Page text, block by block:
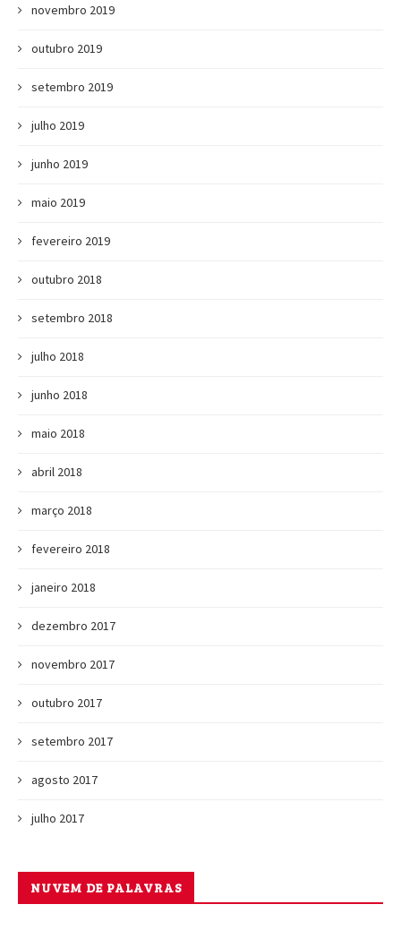
novembro 2019
outubro 2019
setembro 2019
julho 2019
junho 2019
maio 2019
fevereiro 2019
outubro 2018
setembro 2018
julho 2018
junho 2018
maio 2018
abril 2018
março 2018
fevereiro 2018
janeiro 2018
dezembro 2017
novembro 2017
outubro 2017
setembro 2017
agosto 2017
julho 2017
NUVEM DE PALAVRAS